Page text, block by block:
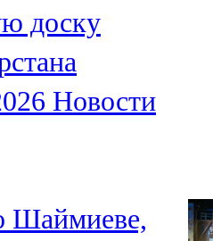
доску
Новости
Шаймиеве,